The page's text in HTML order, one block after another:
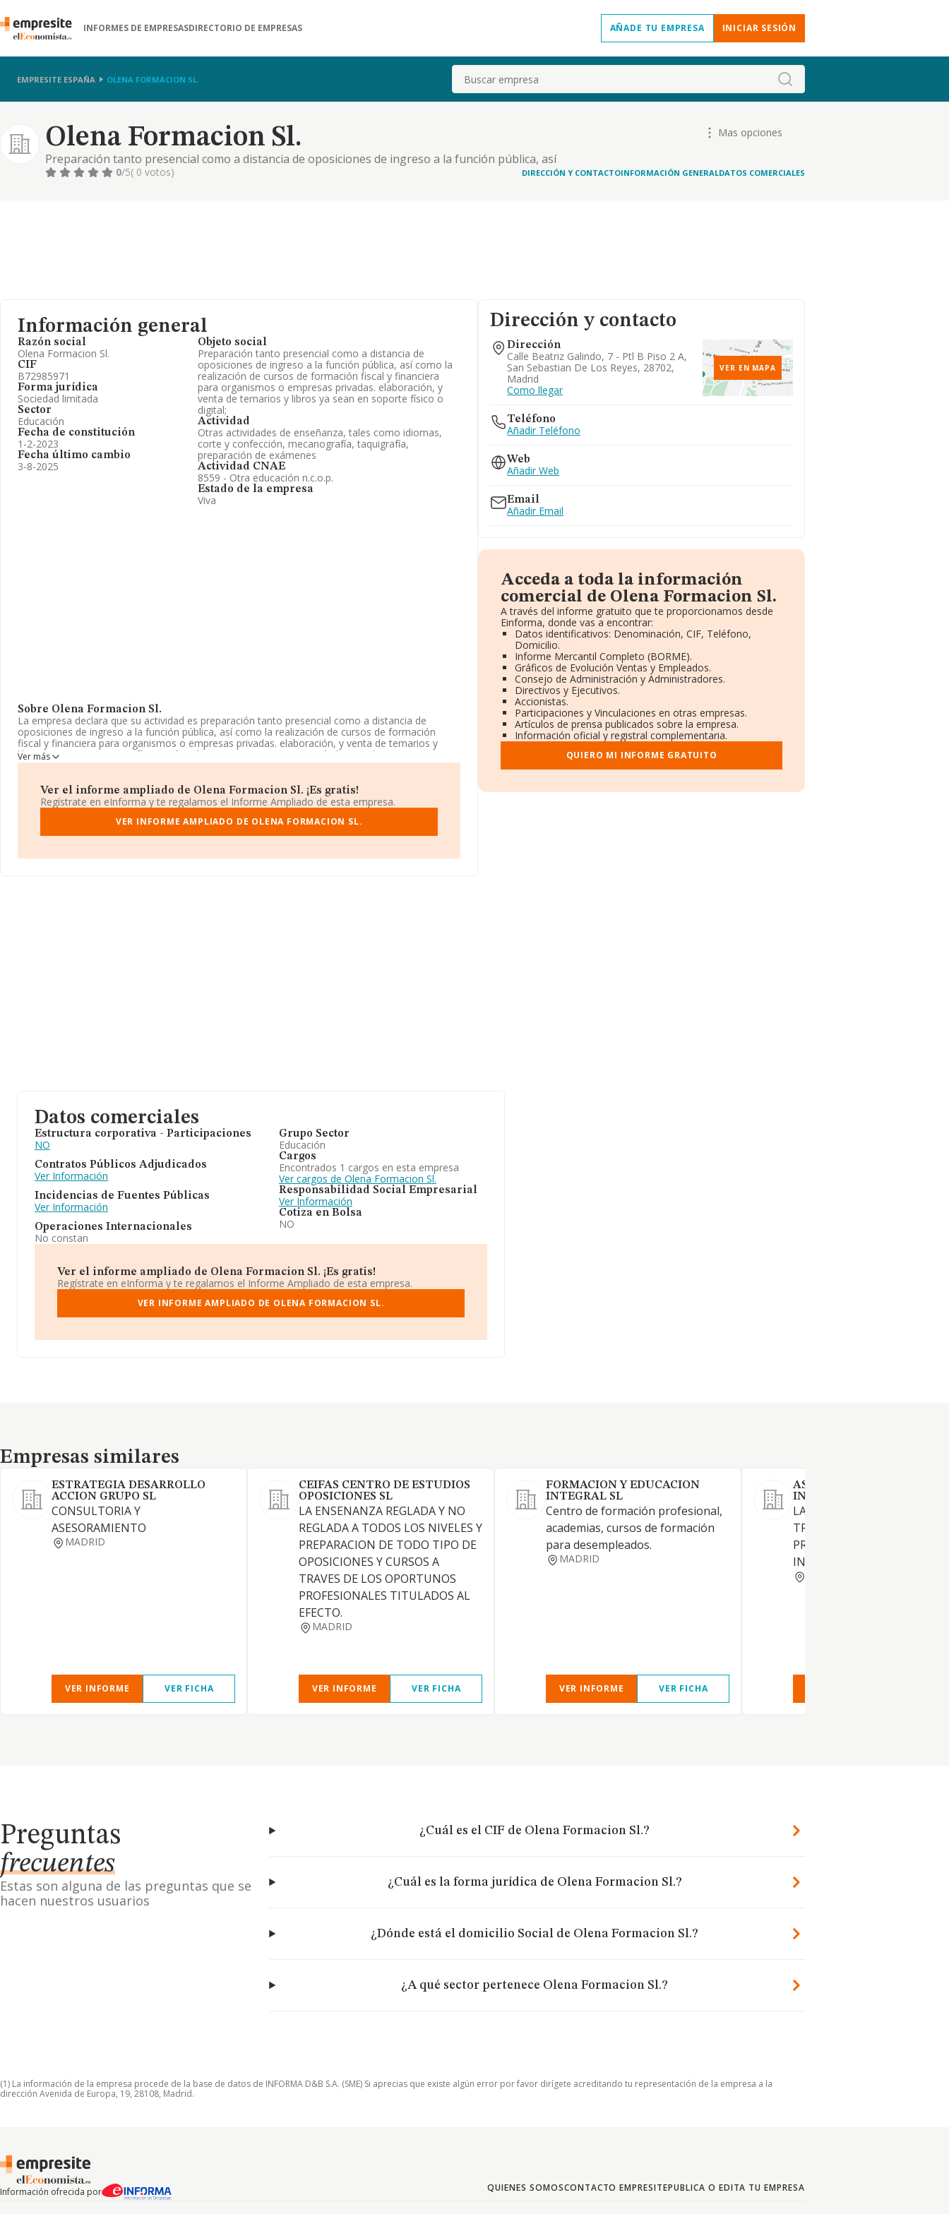
INFORMES DE EMPRESASDIRECTORIO DE EMPRESAS AÑADE TU EMPRESA INICIAR SESIÓN
EMPRESITE ESPAÑA OLENA FORMACION SL. Buscar
Olena Formacion Sl.
Preparación tanto presencial como a distancia de oposiciones de ingreso a la función pública, así
como la realización de cursos de formación fiscal y financiera para organismos o empresas privadas.
Mas opciones
0/5( 0 votos) DIRECCIÓN Y CONTACTOINFORMACIÓN GENERALDATOS COMERCIALES
Información general
Razón social
Olena Formacion Sl.
CIF
B72985971
Forma jurídica
Sociedad limitada
Sector
Educación
Fecha de constitución
1-2-2023
Fecha último cambio
3-8-2025
Objeto social
Preparación tanto presencial como a distancia de
oposiciones de ingreso a la función pública, así como la
realización de cursos de formación fiscal y financiera
para organismos o empresas privadas. elaboración, y
venta de temarios y libros ya sean en soporte físico o
digital;
Actividad
Otras actividades de enseñanza, tales como idiomas,
corte y confección, mecanografía, taquigrafía,
preparación de exámenes
Actividad CNAE
8559 - Otra educación n.c.o.p.
Estado de la empresa
Viva
Sobre Olena Formacion Sl.
La empresa declara que su actividad es preparación tanto presencial como a distancia de
oposiciones de ingreso a la función pública, así como la realización de cursos de formación
fiscal y financiera para organismos o empresas privadas. elaboración, y venta de temarios y
libros ya sean en soporte físico o digital;. La empresa es una Sociedad Limitada. Su CNAE
corresponde a 8559 con código 'Otra educación n.c.o.p.'. No realiza actividad de importación y/o
La sociedad españolaOlena Formacion S.L, con CIF B72985971, se encuentra en Calle Beatriz
Galindo núm. 7 Ptl B Piso 2 A, (28702), San Sebastian De Los Reyes, Madrid.
Con los datos a disposición de INFORMA sobre 27.784 empresas pertenecientes al sector, a
facturación de 151 mil euros entre todas las compañías. En relación con la información de la
Ver más
Ver el informe ampliado de Olena Formacion Sl. ¡Es gratis!
Regístrate en eInforma y te regalamos el Informe Ampliado de esta empresa.
VER INFORME AMPLIADO DE OLENA FORMACION SL.
Dirección y contacto
Dirección
Calle Beatriz Galindo, 7 - Ptl B Piso 2 A,
San Sebastian De Los Reyes, 28702,
Madrid
Como llegar
VER EN MAPA
Teléfono
Añadir Teléfono
Web
Añadir Web
Email
Añadir Email
Acceda a toda la información
comercial de Olena Formacion Sl.
A través del informe gratuito que te proporcionamos desde
Einforma, donde vas a encontrar:
Datos identificativos: Denominación, CIF, Teléfono,
Domicilio.
Informe Mercantil Completo (BORME).
Gráficos de Evolución Ventas y Empleados.
Consejo de Administración y Administradores.
Directivos y Ejecutivos.
Accionistas.
Participaciones y Vinculaciones en otras empresas.
Artículos de prensa publicados sobre la empresa.
Información oficial y registral complementaria.
QUIERO MI INFORME GRATUITO
Datos comerciales
Estructura corporativa - Participaciones
NO
Contratos Públicos Adjudicados
Ver Información
Incidencias de Fuentes Públicas
Ver Información
Operaciones Internacionales
No constan
Grupo Sector
Educación
Cargos
Encontrados 1 cargos en esta empresa
Ver cargos de Olena Formacion Sl.
Responsabilidad Social Empresarial
Ver Información
Cotiza en Bolsa
NO
Ver el informe ampliado de Olena Formacion Sl. ¡Es gratis!
Regístrate en eInforma y te regalamos el Informe Ampliado de esta empresa.
VER INFORME AMPLIADO DE OLENA FORMACION SL.
Empresas similares
Empresas similares
ESTRATEGIA DESARROLLO
ACCION GRUPO SL
CONSULTORIA Y
ASESORAMIENTO
MADRID
VER INFORME VER FICHA
CEIFAS CENTRO DE ESTUDIOS
OPOSICIONES SL
LA ENSENANZA REGLADA Y NO
REGLADA A TODOS LOS NIVELES Y
PREPARACION DE TODO TIPO DE
OPOSICIONES Y CURSOS A
TRAVES DE LOS OPORTUNOS
PROFESIONALES TITULADOS AL
EFECTO.
MADRID
VER INFORME VER FICHA
FORMACION Y EDUCACION
INTEGRAL SL
Centro de formación profesional,
academias, cursos de formación
para desempleados.
MADRID
VER INFORME VER FICHA
ASESORAMIENTO
INTEGRAL SL
LA REALIZACION DE
TRADUCCIONES DE
PRESTACION DE SERVICIOS
INTERPRETES
Preguntas
frecuentes
Estas son alguna de las preguntas que se
hacen nuestros usuarios
¿Cuál es el CIF de Olena Formacion Sl.?
¿Cuál es la forma jurídica de Olena Formacion Sl.?
¿Dónde está el domicilio Social de Olena Formacion Sl.?
¿A qué sector pertenece Olena Formacion Sl.?
(1) La información de la empresa procede de la base de datos de INFORMA D&B S.A. (SME) Si aprecias que existe algún error por favor dirígete acreditando tu representación de la empresa a la
dirección Avenida de Europa, 19, 28108, Madrid.
Información ofrecida por QUIENES SOMOSCONTACTO EMPRESITEPUBLICA O EDITA TU EMPRESA